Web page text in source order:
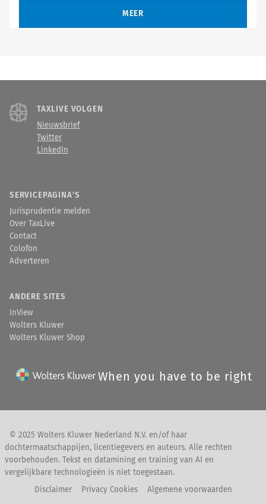
MEER
TAXLIVE VOLGEN
Nieuwsbrief
Twitter
LinkedIn
SERVICEPAGINA'S
Jurisprudentie melden
Over TaxLive
Contact
Colofon
Adverteren
ANDERE SITES
InView
Wolters Kluwer
Wolters Kluwer Shop
When you have to be right
© 2025 Wolters Kluwer Nederland N.V. en/of haar
dochtermaatschappijen, licentiegevers en auteurs. Alle rechten
voorbehouden. Tekst en datamining en training van AI en
vergelijkbare technologieën is niet toegestaan.
Disclaimer
Privacy Cookies Algemene voorwaarden